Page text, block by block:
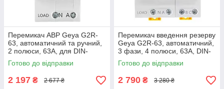
Перемикач АВР Geya G2R-
63, автоматичний та ручний,
2 полюси, 63А, для DIN-
рейки GoodPlace -worry-free-
shopping-
Готово до відправки
2 197 ₴ 2 677 ₴
Перемикач введення резерву
Geya G2R-63, автоматичний,
3 фази, 4 полюси, 63А, DIN-
монтаж GoodPlace -worry-
free-shopping-
Готово до відправки
2 790 ₴ 3 280 ₴